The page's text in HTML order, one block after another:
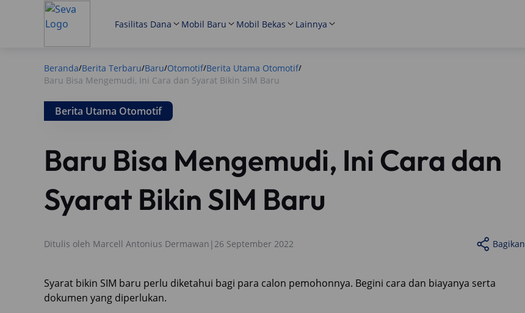
Fasilitas Dana Mobil Baru Mobil Bekas Lainnya
Beranda/Berita Terbaru/Baru/Otomotif/Berita Utama Otomotif/
Baru Bisa Mengemudi, Ini Cara dan Syarat Bikin SIM Baru
Berita Utama Otomotif
Baru Bisa Mengemudi, Ini Cara dan
Syarat Bikin SIM Baru
Ditulis oleh Marcell Antonius Dermawan | 26 September 2022 Bagikan
Syarat bikin SIM baru perlu diketahui bagi para calon pemohonnya. Begini cara dan biayanya serta
dokumen yang diperlukan.